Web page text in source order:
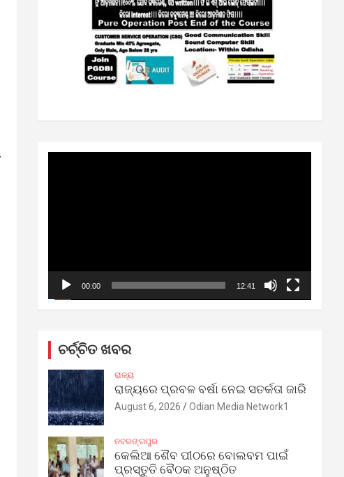
00:00 12:41
ଚର୍ଚ୍ଚିତ ଖବର
ରାଜ୍ୟ
ରାଜ୍ୟରେ ପ୍ରବଳ ବର୍ଷା ନେଇ ସତର୍କତା ଜାରି
August 6, 2026 Odian Media Network1
ନବରଙ୍ଗପୁର
କେଲିଆ ଶୈବ ପୀଠରେ ବୋଲବମ ପାଇଁ
ପ୍ରସ୍ତୁତି ବୈଠକ ଅନୁଷ୍ଠିତ